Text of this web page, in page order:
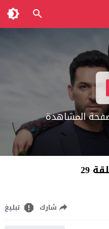
المشاهدة
29
شارك تبليغ